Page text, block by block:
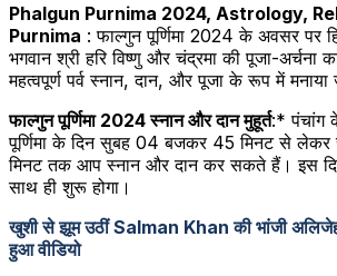
Phalgun Purnima 2024, Astrology,
Purnima : फाल्गुन पूर्णिमा 2024 के अवसर पर
भगवान श्री हरि विष्णु और चंद्रमा की पूजा-अर्चना
महत्वपूर्ण पर्व स्नान, दान, और पूजा के रूप में मनाया
फाल्गुन पूर्णिमा 2024 स्नान और दान मुहूर्त:* पंचांग
पूर्णिमा के दिन सुबह 04 बजकर 45 मिनट से
मिनट तक आप स्नान और दान कर सकते हैं। इस
साथ ही शुरू होगा।
खुशी से झूम उठीं Salman Khan की भांजी अलिजेह
हुआ वीडियो